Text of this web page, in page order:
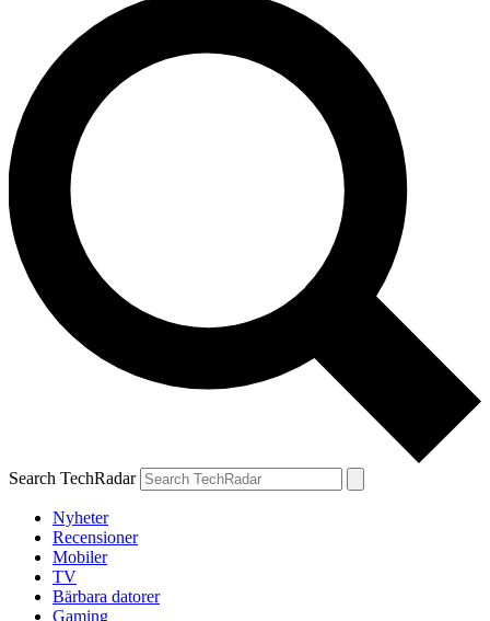
Search TechRadar
Nyheter
Recensioner
Mobiler
TV
Bärbara datorer
Gaming